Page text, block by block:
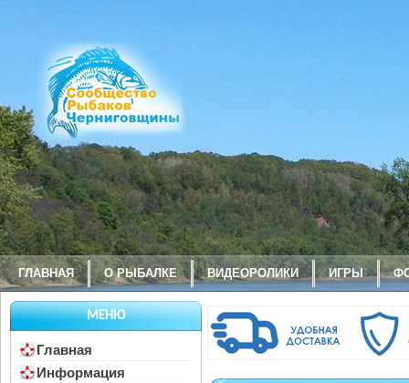
ГЛАВНАЯ О РЫБАЛКЕ ВИДЕОРОЛИКИ ИГРЫ
МЕНЮ
Главная
Информация